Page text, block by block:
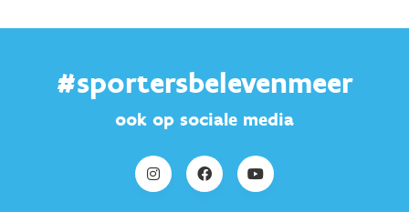
#sportersbelevenmeer
ook op sociale media